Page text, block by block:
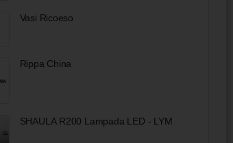
Vasi Ricoeso
Rippa China
SHAULA R200 Lampada LED - LYM